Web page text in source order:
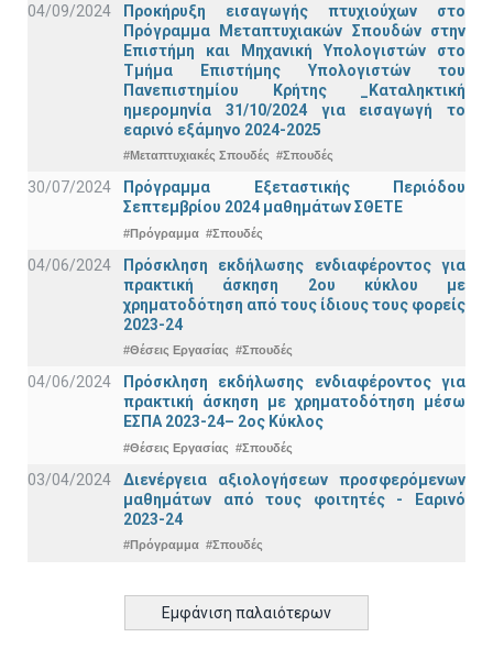
04/09/2024
Προκήρυξη εισαγωγής πτυχιούχων στo
Πρόγραμμα Μεταπτυχιακών Σπουδών στην
Επιστήμη και Μηχανική Υπολογιστών στο
Τμήμα Eπιστήμης Υπολογιστών του
Πανεπιστημίου Κρήτης _Καταληκτική
ημερομηνία 31/10/2024 για εισαγωγή το
εαρινό εξάμηνο 2024-2025
#Μεταπτυχιακές Σπουδές #Σπουδές
30/07/2024
Πρόγραμμα Εξεταστικής Περιόδου
Σεπτεμβρίου 2024 μαθημάτων ΣΘΕΤΕ
#Πρόγραμμα #Σπουδές
04/06/2024
Πρόσκληση εκδήλωσης ενδιαφέροντος για
πρακτική άσκηση 2ου κύκλου με
χρηματοδότηση από τους ίδιους τους φορείς
2023-24
#Θέσεις Εργασίας #Σπουδές
04/06/2024
Πρόσκληση εκδήλωσης ενδιαφέροντος για
πρακτική άσκηση με χρηματοδότηση μέσω
ΕΣΠΑ 2023-24– 2ος Κύκλος
#Θέσεις Εργασίας #Σπουδές
03/04/2024
Διενέργεια αξιολογήσεων προσφερόμενων
μαθημάτων από τους φοιτητές - Εαρινό
2023-24
#Πρόγραμμα #Σπουδές
Εμφάνιση παλαιότερων